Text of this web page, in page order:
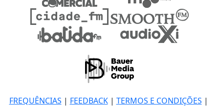
FREQUÊNCIAS | FEEDBACK| TERMOS E CONDIÇÕES |